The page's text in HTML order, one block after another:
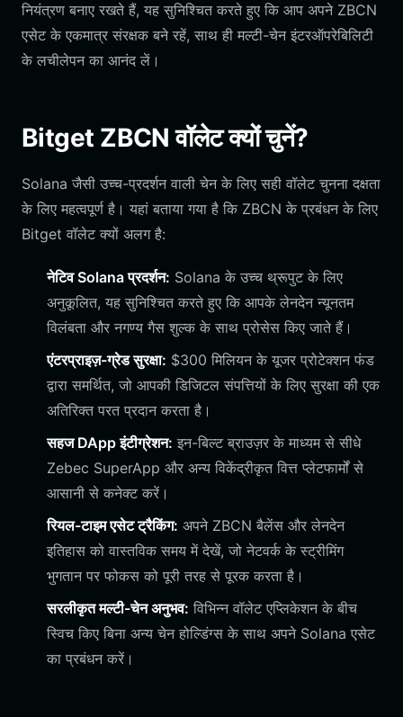
नियंत्रण बनाए रखते हैं, यह सुनिश्चित करते हुए कि आप अपने ZBCN
एसेट के एकमात्र संरक्षक बने रहें, साथ ही मल्टी-चेन इंटरऑपरेबिलिटी
के लचीलेपन का आनंद लें।
Bitget ZBCN वॉलेट क्यों चुनें?
Solana जैसी उच्च-प्रदर्शन वाली चेन के लिए सही वॉलेट चुनना दक्षता
के लिए महत्वपूर्ण है। यहां बताया गया है कि ZBCN के प्रबंधन के लिए
Bitget वॉलेट क्यों अलग है:
नेटिव Solana प्रदर्शन: Solana के उच्च थ्रूपुट के लिए
अनुकूलित, यह सुनिश्चित करते हुए कि आपके लेनदेन न्यूनतम
विलंबता और नगण्य गैस शुल्क के साथ प्रोसेस किए जाते हैं।
एंटरप्राइज़-ग्रेड सुरक्षा: $300 मिलियन के यूजर प्रोटेक्शन फंड
द्वारा समर्थित, जो आपकी डिजिटल संपत्तियों के लिए सुरक्षा की एक
अतिरिक्त परत प्रदान करता है।
सहज DApp इंटीग्रेशन: इन-बिल्ट ब्राउज़र के माध्यम से सीधे
Zebec SuperApp और अन्य विकेंद्रीकृत वित्त प्लेटफार्मों से
आसानी से कनेक्ट करें।
रियल-टाइम एसेट ट्रैकिंग: अपने ZBCN बैलेंस और लेनदेन
इतिहास को वास्तविक समय में देखें, जो नेटवर्क के स्ट्रीमिंग
भुगतान पर फोकस को पूरी तरह से पूरक करता है।
सरलीकृत मल्टी-चेन अनुभव: विभिन्न वॉलेट एप्लिकेशन के बीच
स्विच किए बिना अन्य चेन होल्डिंग्स के साथ अपने Solana एसेट
का प्रबंधन करें।